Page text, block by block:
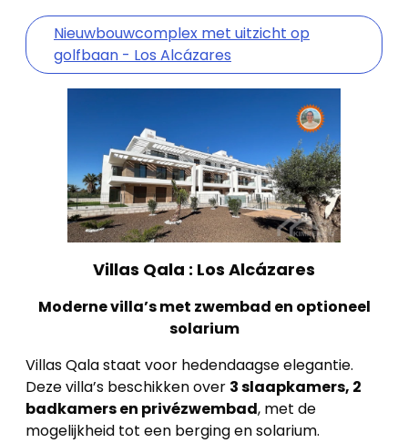
Nieuwbouwcomplex met uitzicht op
golfbaan - Los Alcázares
Villas Qala : Los Alcázares
Moderne villa’s met zwembad en optioneel
solarium
Villas Qala staat voor hedendaagse elegantie.
Deze villa’s beschikken over 3 slaapkamers, 2
badkamers en privézwembad, met de
mogelijkheid tot een berging en solarium.